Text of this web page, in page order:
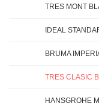
TRES MONT
IDEAL
BRUMA
TRES CLASIC
HANSGROHE